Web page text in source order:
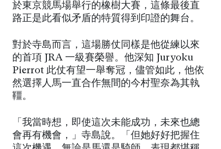
於東京競馬場舉行的橡樹大賽，這條最後直
路正是此看似矛盾的特質得到印證的舞台。
對於寺島而言，這場勝仗同樣是他從練以來
的首項 JRA 一級賽榮譽。他深知 Juryoku
Pierrot 此仗有望一舉奪冠，儘管如此，他依
然選擇人馬一直合作無間的今村聖奈為其執
韁。
「我當時想，即使這次未能成功，未來也總
會再有機會，」寺島說。「但她好好把握住